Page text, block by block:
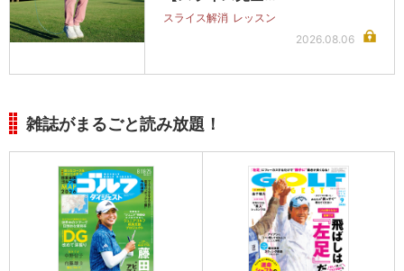
スライス解消 レッスン
2026.08.06
雑誌がまるごと読み放題！